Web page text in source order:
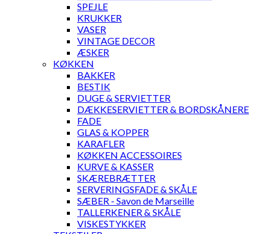
SPEJLE
KRUKKER
VASER
VINTAGE DECOR
ÆSKER
KØKKEN
BAKKER
BESTIK
DUGE & SERVIETTER
DÆKKESERVIETTER & BORDSKÅNERE
FADE
GLAS & KOPPER
KARAFLER
KØKKEN ACCESSOIRES
KURVE & KASSER
SKÆREBRÆTTER
SERVERINGSFADE & SKÅLE
SÆBER - Savon de Marseille
TALLERKENER & SKÅLE
VISKESTYKKER